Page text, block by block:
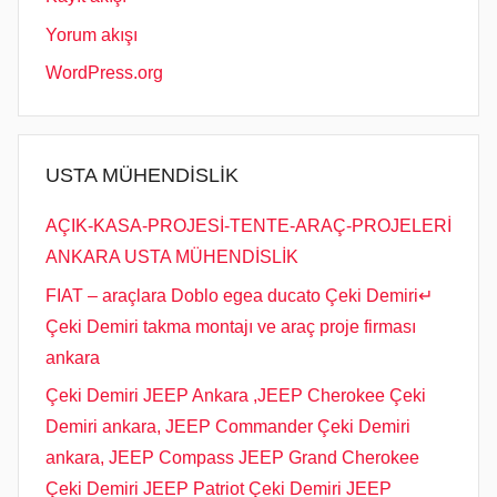
Yorum akışı
WordPress.org
USTA MÜHENDİSLİK
AÇIK-KASA-PROJESİ-TENTE-ARAÇ-PROJELERİ
ANKARA USTA MÜHENDİSLİK
FIAT – araçlara Doblo egea ducato Çeki Demiri↵
Çeki Demiri takma montajı ve araç proje firması
ankara
Çeki Demiri JEEP Ankara ,JEEP Cherokee Çeki
Demiri ankara, JEEP Commander Çeki Demiri
ankara, JEEP Compass JEEP Grand Cherokee
Çeki Demiri JEEP Patriot Çeki Demiri JEEP